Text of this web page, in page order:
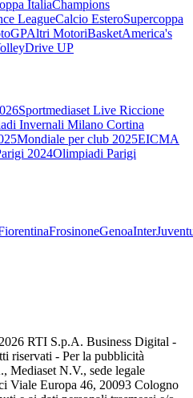
ItaliaChampions
LeagueCalcio EsteroSupercoppa
Altri MotoriBasketAmerica's
Drive UP
Sportmediaset Live Riccione
Invernali Milano Cortina
Mondiale per club 2025EICMA
2024Olimpiadi Parigi
FrosinoneGenoaInter
2026 RTI S.p.A. Business Digital -
riservati - Per la pubblicità
Mediaset N.V., sede legale
Viale Europa 46, 20093 Cologno